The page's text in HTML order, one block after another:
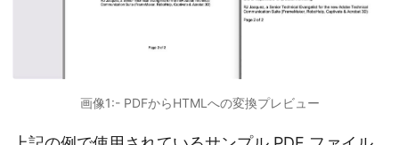
画像1:- PDFからHTMLへの変換プレビュー